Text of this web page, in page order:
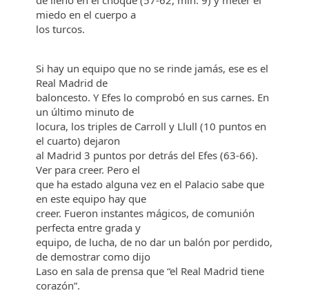
miedo en el cuerpo a
los turcos.
Si hay un equipo que no se rinde jamás, ese es el
Real Madrid de
baloncesto. Y Efes lo comprobó en sus carnes. En
un último minuto de
locura, los triples de Carroll y Llull (10 puntos en
el cuarto) dejaron
al Madrid 3 puntos por detrás del Efes (63-66).
Ver para creer. Pero el
que ha estado alguna vez en el Palacio sabe que
en este equipo hay que
creer. Fueron instantes mágicos, de comunión
perfecta entre grada y
equipo, de lucha, de no dar un balón por perdido,
de demostrar como dijo
Laso en sala de prensa que “el Real Madrid tiene
corazón”.